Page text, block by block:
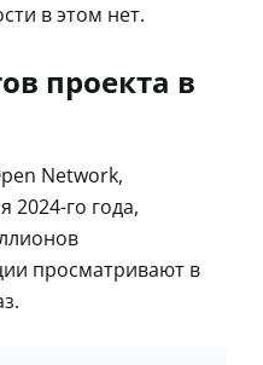
в этом нет.
проекта в
Network,
2024-го года,
просматривают в